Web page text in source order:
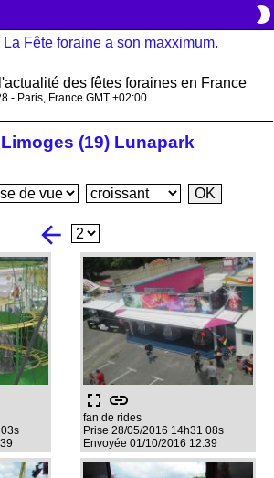
brightness_2
des fêtes foraines en France
- Paris, France GMT +02:00
Limoges (19) Lunapark
arrow_back
fullscreen link
fan de rides
Prise 28/05/2016 14h31 08s
Envoyée 01/10/2016 12:39